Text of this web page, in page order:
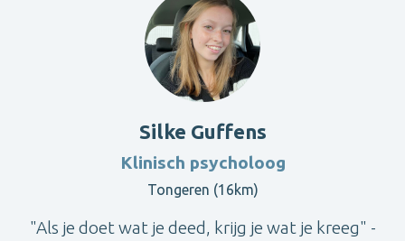
Silke Guffens
Klinisch psycholoog
Tongeren (16km)
"Als je doet wat je deed, krijg je wat je kreeg" -